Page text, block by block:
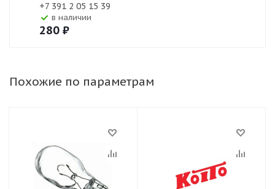
+7 391 2 05 15 39
В наличии
280 ₽
Похожие по параметрам